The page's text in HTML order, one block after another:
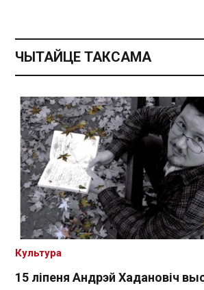
ЧЫТАЙЦЕ ТАКСАМА
15 ліпеня Андрэй Хадановіч
Культура